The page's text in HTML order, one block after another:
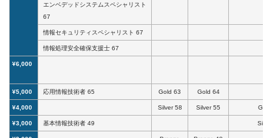
エンベデッドシステムスペシャリスト
67
情報セキュリティスペシャリスト 67
情報処理安全確保支援士 67
¥6,000
¥5,000 応用情報技術者 65 Gold 63 Gold 64
¥4,000 Silver 58 Silver 55
¥3,000 基本情報技術者 49